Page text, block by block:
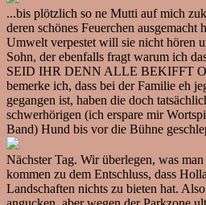
...bis plötzlich so ne Mutti auf mich
deren schönes Feuerchen ausgemacht
Umwelt verpestet will sie nicht hören
Sohn, der ebenfalls fragt warum ich
SEID IHR DENN ALLE BEKIFFT
bemerke ich, dass bei der Familie eh
gegangen ist, haben die doch
schwerhörigen (ich erspare mir
Band) Hund bis vor die Bühne
Nächster Tag. Wir überlegen, was
kommen zu dem Entschluss, dass
Landschaften nichts zu bieten hat.